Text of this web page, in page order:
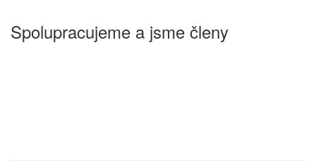
Spolupracujeme a jsme členy